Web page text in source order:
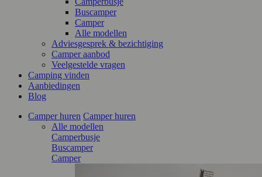
Buscamper
Camper
Alle modellen
Adviesgesprek & bezichtiging
Camper aanbod
Veelgestelde vragen
Camping vinden
Aanbiedingen
Blog
Camper huren Camper huren
Alle modellen
Camperbusje
Buscamper
Camper